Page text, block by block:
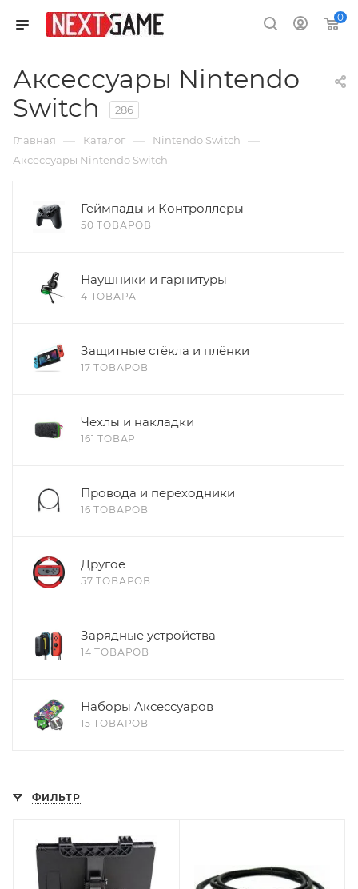
0
Аксессуары Nintendo
Switch
286
Главная — Каталог — Nintendo Switch —
Аксессуары Nintendo Switch
Геймпады и Контроллеры
50 ТОВАРОВ
Наушники и гарнитуры
4 ТОВАРА
Защитные стёкла и плёнки
17 ТОВАРОВ
Чехлы и накладки
161 ТОВАР
Провода и переходники
16 ТОВАРОВ
Другое
57 ТОВАРОВ
Зарядные устройства
14 ТОВАРОВ
Наборы Аксессуаров
15 ТОВАРОВ
ФИЛЬТР